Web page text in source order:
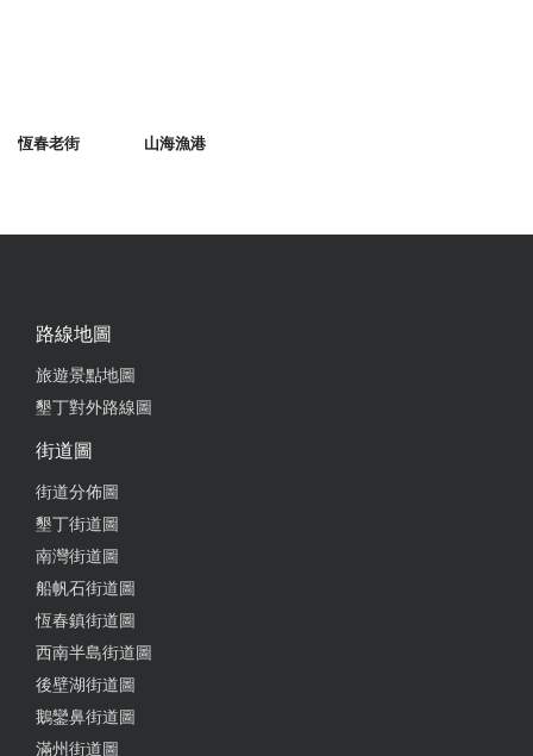
恆春老街 山海漁港
路線地圖
旅遊景點地圖
墾丁對外路線圖
街道圖
街道分佈圖
墾丁街道圖
南灣街道圖
船帆石街道圖
恆春鎮街道圖
西南半島街道圖
後壁湖街道圖
鵝鑾鼻街道圖
滿州街道圖